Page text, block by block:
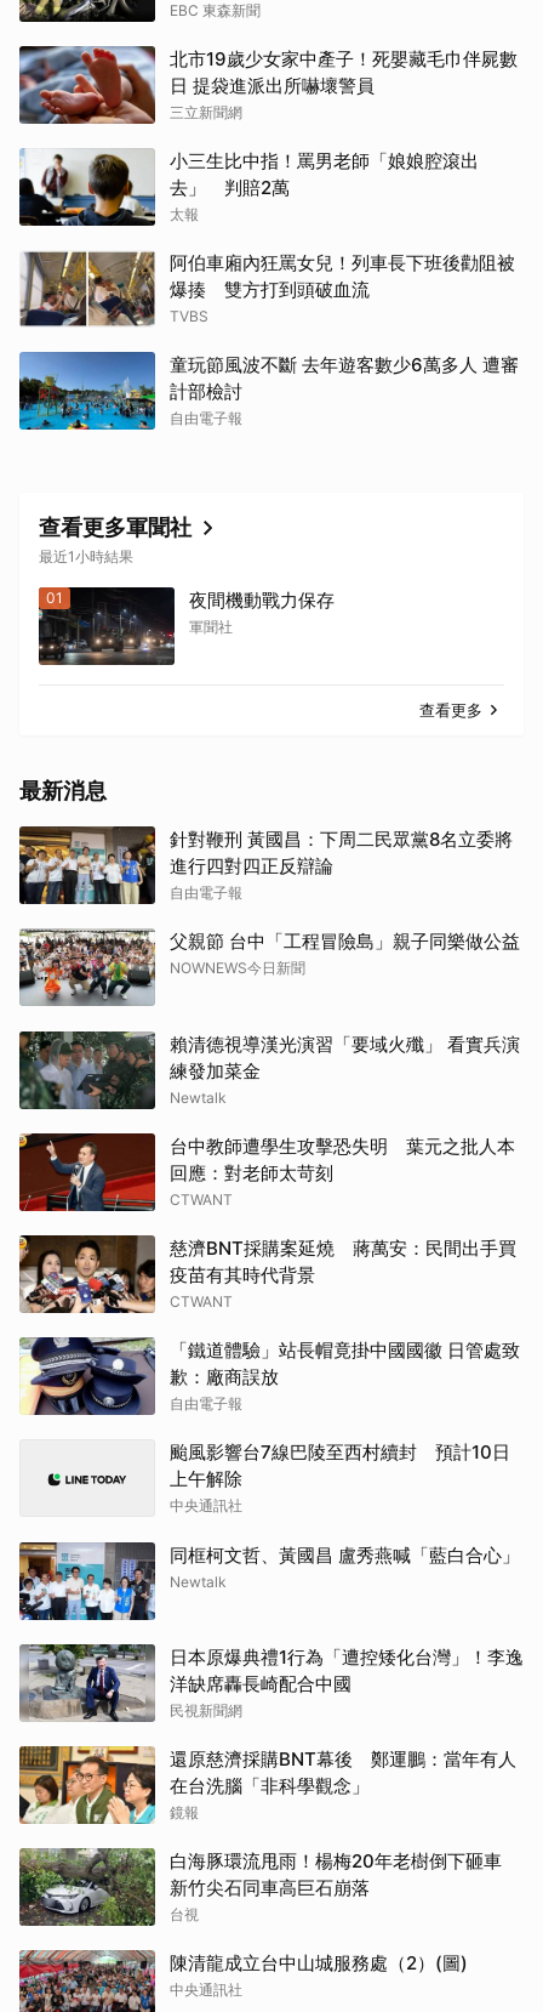
EBC 東森新聞
北市19歲少女家中產子！死嬰藏毛巾伴屍數
日 提袋進派出所嚇壞警員
三立新聞網
小三生比中指！罵男老師「娘娘腔滾出
去」 判賠2萬
太報
阿伯車廂內狂罵女兒！列車長下班後勸阻被
爆揍 雙方打到頭破血流
TVBS
童玩節風波不斷 去年遊客數少6萬多人 遭審
計部檢討
自由電子報
查看更多軍聞社
最近1小時結果
01 夜間機動戰力保存
軍聞社
查看更多
最新消息
針對鞭刑 黃國昌：下周二民眾黨8名立委將
進行四對四正反辯論
自由電子報
父親節 台中「工程冒險島」親子同樂做公益
NOWNEWS今日新聞
賴清德視導漢光演習「要域火殲」 看實兵演
練發加菜金
Newtalk
台中教師遭學生攻擊恐失明 葉元之批人本
回應：對老師太苛刻
CTWANT
慈濟BNT採購案延燒 蔣萬安：民間出手買
疫苗有其時代背景
CTWANT
「鐵道體驗」站長帽竟掛中國國徽 日管處致
歉：廠商誤放
自由電子報
颱風影響台7線巴陵至西村續封 預計10日
上午解除
中央通訊社
同框柯文哲、黃國昌 盧秀燕喊「藍白合心」
Newtalk
日本原爆典禮1行為「遭控矮化台灣」！李逸
洋缺席轟長崎配合中國
民視新聞網
還原慈濟採購BNT幕後 鄭運鵬：當年有人
在台洗腦「非科學觀念」
鏡報
白海豚環流甩雨！楊梅20年老樹倒下砸車
新竹尖石同車高巨石崩落
台視
陳清龍成立台中山城服務處（2）(圖)
中央通訊社
取消